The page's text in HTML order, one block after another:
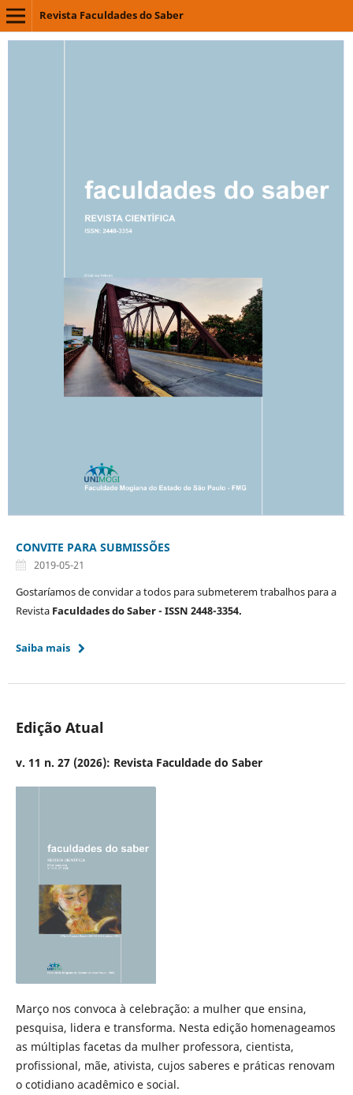
Revista Faculdades do Saber
CONVITE PARA SUBMISSÕES
2019-05-21
Gostaríamos de convidar a todos para submeterem trabalhos para a
Revista Faculdades do Saber - ISSN 2448-3354.
Saiba mais
Edição Atual
v. 11 n. 27 (2026): Revista Faculdade do Saber
Março nos convoca à celebração: a mulher que ensina,
pesquisa, lidera e transforma. Nesta edição homenageamos
as múltiplas facetas da mulher professora, cientista,
profissional, mãe, ativista, cujos saberes e práticas renovam
o cotidiano acadêmico e social.